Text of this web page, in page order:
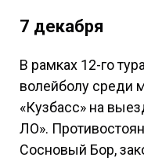
7 декабря
В рамках 12-го
волейболу среди
«Кузбасс» на
ЛО».
Сосновый Бор,